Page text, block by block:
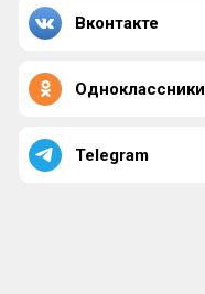
Вконтакте
Одноклассники
Telegram